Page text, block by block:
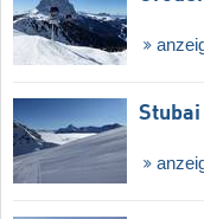
Stubai